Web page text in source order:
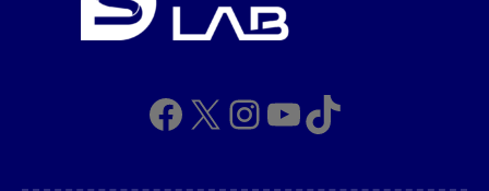
Facebook
X Instagram
YouTube
TikTok